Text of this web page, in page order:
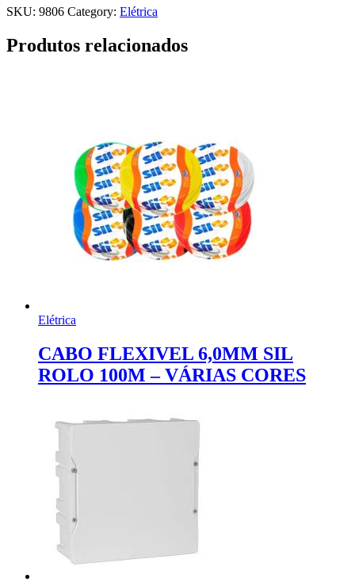
SKU: 9806 Category: Elétrica
Produtos relacionados
Elétrica
CABO FLEXIVEL 6,0MM SIL
ROLO 100M – VÁRIAS CORES